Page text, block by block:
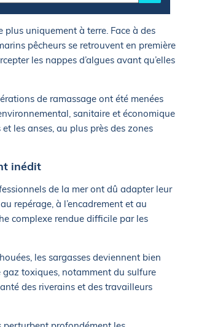
uniquement à terre. Face à des
pêcheurs se retrouvent en première
les nappes d’algues avant qu’elles
de ramassage ont été menées
sanitaire et économique
les anses, au plus près des zones
inédit
de la mer ont dû adapter leur
repérage, à l’encadrement et au
complexe rendue difficile par les
les sargasses deviennent bien
toxiques, notamment du sulfure
des riverains et des travailleurs